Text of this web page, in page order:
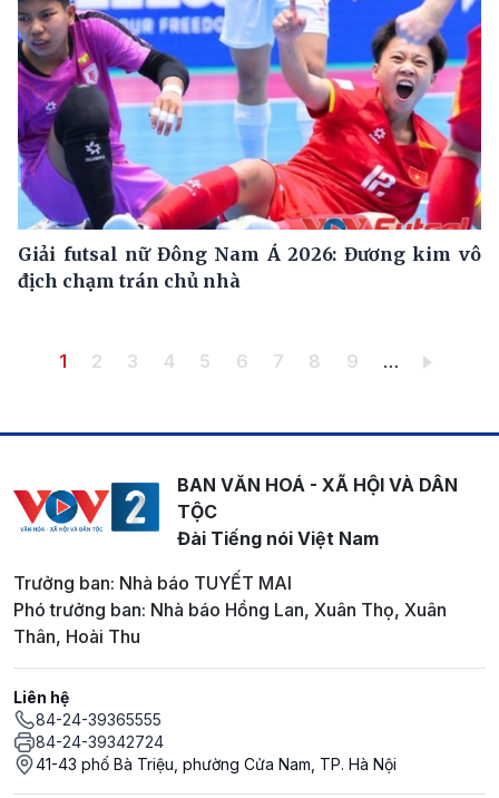
Giải futsal nữ Đông Nam Á 2026: Đương kim vô
địch chạm trán chủ nhà
Pagination
Trang hiện thời
1 Trang
2 Trang
3 Trang
4 Trang
5 Trang
6 Trang
7 Trang
8 Trang
9 …
BAN VĂN HOÁ - XÃ HỘI VÀ DÂN
TỘC
Đài Tiếng nói Việt Nam
Trưởng ban: Nhà báo TUYẾT MAI
Phó trưởng ban: Nhà báo Hồng Lan, Xuân Thọ, Xuân
Thân, Hoài Thu
Liên hệ
84-24-39365555
84-24-39342724
41-43 phố Bà Triệu, phường Cửa Nam, TP. Hà Nội